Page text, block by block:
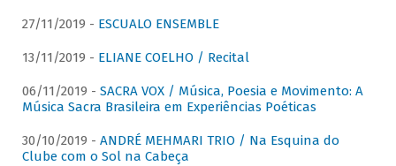
27/11/2019 - ESCUALO ENSEMBLE
13/11/2019 - ELIANE COELHO / Recital
06/11/2019 - SACRA VOX / Música, Poesia e Movimento: A
Música Sacra Brasileira em Experiências Poéticas
30/10/2019 - ANDRÉ MEHMARI TRIO / Na Esquina do
Clube com o Sol na Cabeça